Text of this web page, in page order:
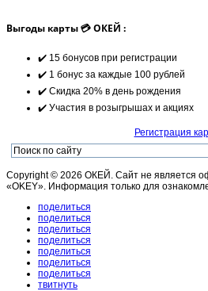
Выгоды карты 💳 ОКЕЙ :
✔️ 15 бонусов при регистрации
✔️ 1 бонус за каждые 100 рублей
✔️ Скидка 20% в день рождения
✔️ Участия в розыгрышах и акциях
Регистрация
Copyright © 2026 ОКЕЙ. Сайт не является
«OKEY». Информация только для
поделиться
поделиться
поделиться
поделиться
поделиться
поделиться
поделиться
твитнуть